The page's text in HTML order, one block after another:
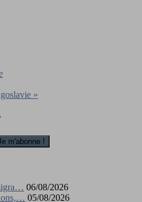
»
06/08/2026
05/08/2026